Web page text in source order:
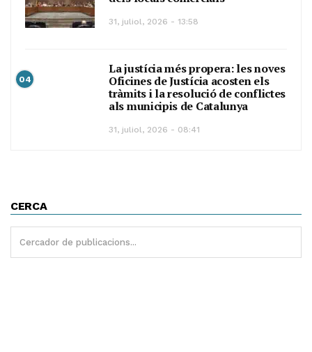
31, juliol, 2026 - 13:58
04
La justícia més propera: les noves
Oficines de Justícia acosten els
tràmits i la resolució de conflictes
als municipis de Catalunya
31, juliol, 2026 - 08:41
CERCA